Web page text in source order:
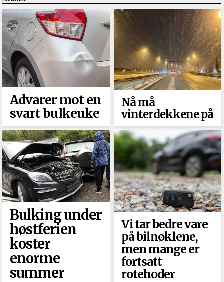
Advarer mot en
svart bulkeuke
Nå må
vinterdekkene på
Bulking under
høstferien
koster
enorme
summer
Vi tar bedre vare
på bilnøklene,
men mange er
fortsatt
rotehoder